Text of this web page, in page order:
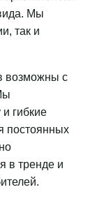
Мы
так и
возможны с
гибкие
постоянных
в тренде и